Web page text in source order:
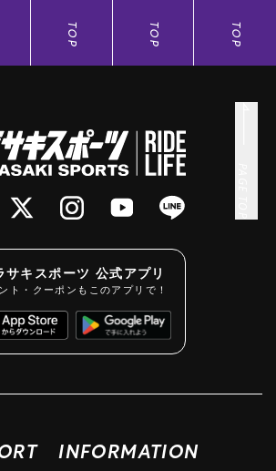
TOP TOP TOP
サキスポーツ 公式アプリ
ト・クーポンもこのアプリで！
INFORMATION